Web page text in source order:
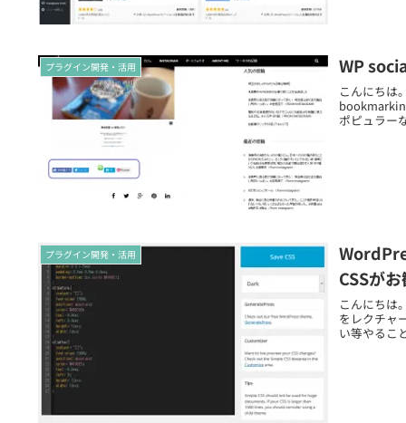
プラグイン開発・活用 WP
こんにちは
ポピュラー
プラグイン開発・活用
CSSが
こんにちは
をレクチャ
い等やるこ